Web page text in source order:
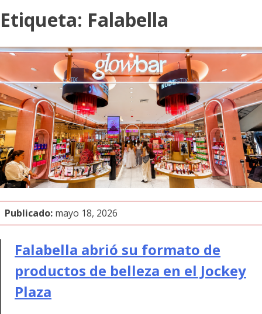
Etiqueta: Falabella
Publicado: mayo 18, 2026
Falabella abrió su formato de
productos de belleza en el Jockey
Plaza